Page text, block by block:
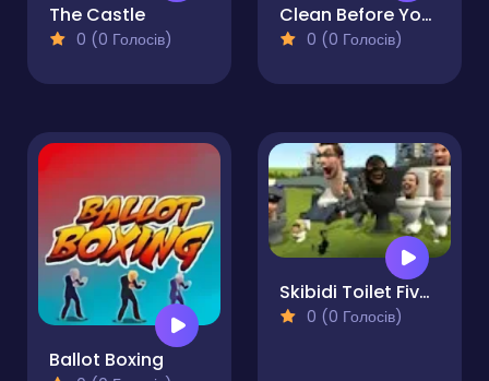
The Castle
0 (0 Голосів)
Clean Before Your Wife Returns - Hidden Object
0 (0 Голосів)
Ballot Boxing
Skibidi Toilet Five Difference 2
0 (0 Голосів)